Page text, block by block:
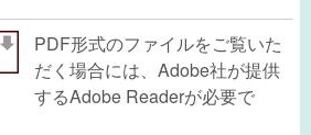
PDF形式のファイルをご覧いた
だく場合には、Adobe社が提供
するAdobe Readerが必要で